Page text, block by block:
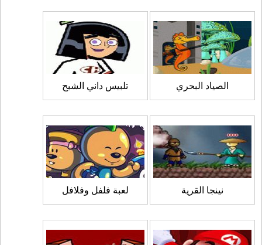
الصياد البحري تلبيس داني الشبح
نينجا القرية لعبة فلفل وفلافل